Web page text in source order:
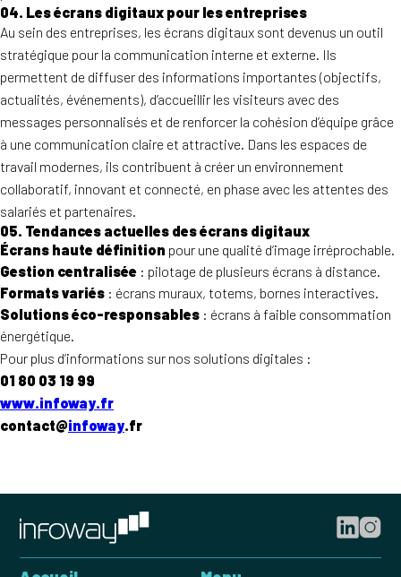
04. Les écrans digitaux pour les entreprises
Au sein des entreprises, les écrans digitaux sont devenus un outil
stratégique pour la communication interne et externe. Ils
permettent de diffuser des informations importantes (objectifs,
actualités, événements), d’accueillir les visiteurs avec des
messages personnalisés et de renforcer la cohésion d’équipe grâce
à une communication claire et attractive. Dans les espaces de
travail modernes, ils contribuent à créer un environnement
collaboratif, innovant et connecté, en phase avec les attentes des
salariés et partenaires.
05. Tendances actuelles des écrans digitaux
Écrans haute définition pour une qualité d’image irréprochable.
Gestion centralisée : pilotage de plusieurs écrans à distance.
Formats variés : écrans muraux, totems, bornes interactives.
Solutions éco-responsables : écrans à faible consommation
énergétique.
Pour plus d’informations sur nos solutions digitales :
01 80 03 19 99
www.infoway.fr
contact@infoway.fr